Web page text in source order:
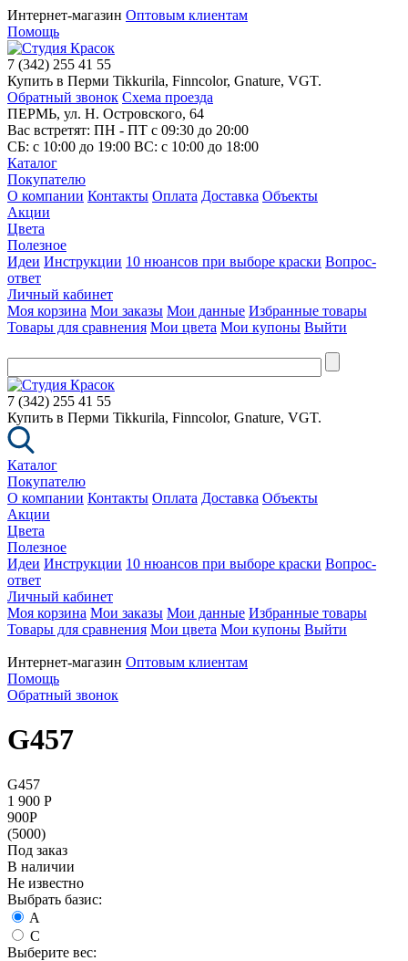
Интернет-магазин Оптовым клиентам
Помощь
7 (342) 255 41 55
Купить в Перми Tikkurila, Finncolor, Gnature, VGT.
Обратный звонок Схема проезда
ПЕРМЬ, ул. Н. Островского, 64
Вас встретят: ПН - ПТ с 09:30 до 20:00
СБ: с 10:00 до 19:00 ВС: с 10:00 до 18:00
Каталог
Покупателю
О компании Контакты Оплата Доставка Объекты
Акции
Цвета
Полезное
Идеи Инструкции 10 нюансов при выборе краски Вопрос-
ответ
Личный кабинет
Моя корзина Мои заказы Мои данные Избранные товары
Товары для сравнения Мои цвета Мои купоны Выйти
7 (342) 255 41 55
Купить в Перми Tikkurila, Finncolor, Gnature, VGT.
Каталог
Покупателю
О компании Контакты Оплата Доставка Объекты
Акции
Цвета
Полезное
Идеи Инструкции 10 нюансов при выборе краски Вопрос-
ответ
Личный кабинет
Моя корзина Мои заказы Мои данные Избранные товары
Товары для сравнения Мои цвета Мои купоны Выйти
Интернет-магазин Оптовым клиентам
Помощь
Обратный звонок
G457
G457
1 900 P
900P
(5000)
Под заказ
В наличии
Не известно
Выбрать базис:
A
C
Выберите вес: